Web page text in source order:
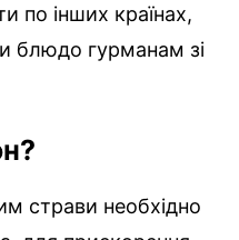
по інших країнах,
блюдо гурманам зі
страви необхідно